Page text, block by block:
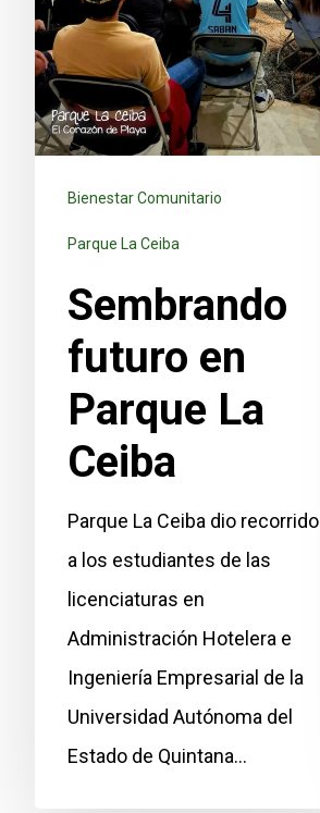
Bienestar Comunitario
Parque La Ceiba
Sembrando
futuro en
Parque La
Ceiba
Parque La Ceiba dio recorrido
a los estudiantes de las
licenciaturas en
Administración Hotelera e
Ingeniería Empresarial de la
Universidad Autónoma del
Estado de Quintana…